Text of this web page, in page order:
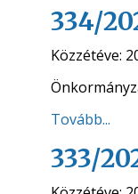
334/
Közzétéve:
Tovább...
333/